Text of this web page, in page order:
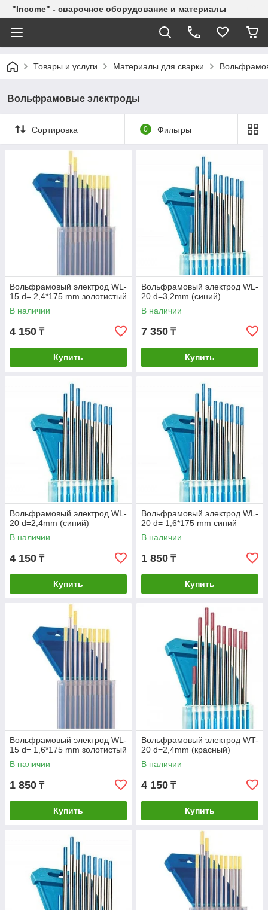
"Income" - сварочное оборудование и материалы
Товары и услуги Материалы для сварки
Вольфрамовые электроды
Сортировка 0 Фильтры
Вольфрамовый электрод WL-
15 d= 2,4*175 mm золотистый
В наличии
4 150 ₸
Купить
Вольфрамовый электрод WL-
20 d=3,2mm (синий)
В наличии
7 350 ₸
Купить
Вольфрамовый электрод WL-
20 d=2,4mm (синий)
В наличии
4 150 ₸
Купить
Вольфрамовый электрод WL-
20 d= 1,6*175 mm синий
В наличии
1 850 ₸
Купить
Вольфрамовый электрод WL-
15 d= 1,6*175 mm золотистый
В наличии
1 850 ₸
Купить
Вольфрамовый электрод WT-
20 d=2,4mm (красный)
В наличии
4 150 ₸
Купить